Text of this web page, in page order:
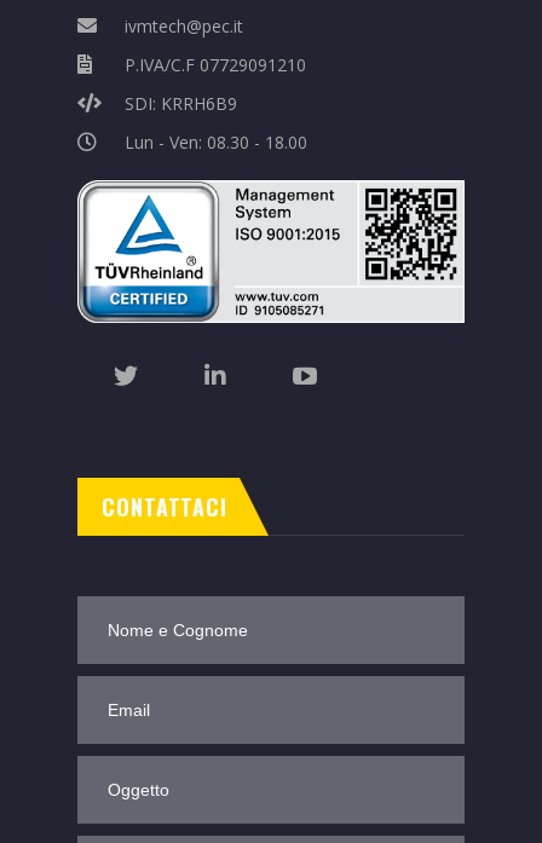
ivmtech@pec.it
P.IVA/C.F 07729091210
SDI: KRRH6B9
Lun - Ven: 08.30 - 18.00
CONTATTACI